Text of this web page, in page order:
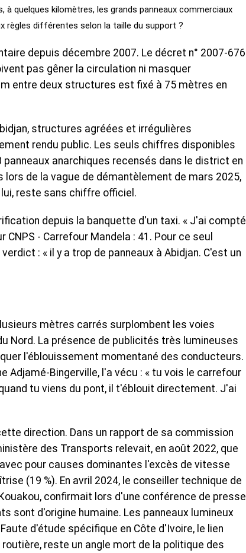
quelques kilomètres, les grands panneaux commerciaux
règles différentes selon la taille du support ?
depuis décembre 2007. Le décret n° 2007-676
pas gêner la circulation ni masquer
entre deux structures est fixé à 75 mètres en
structures agréées et irrégulières
rendu public. Les seuls chiffres disponibles
anarchiques recensés dans le district en
de la vague de démantèlement de mars 2025,
reste sans chiffre officiel.
depuis la banquette d'un taxi. « J'ai compté
- Carrefour Mandela : 41. Pour ce seul
: « il y a trop de panneaux à Abidjan. C'est un
mètres carrés surplombent les voies
Nord. La présence de publicités très lumineuses
l'éblouissement momentané des conducteurs.
Adjamé-Bingerville, l'a vécu : « tu vois le carrefour
tu viens du pont, il t'éblouit directement. J'ai
direction. Dans un rapport de sa commission
des Transports relevait, en août 2022, que
pour causes dominantes l'excès de vitesse
(19 %). En avril 2024, le conseiller technique de
confirmait lors d'une conférence de presse
sont d'origine humaine. Les panneaux lumineux
d'étude spécifique en Côte d'Ivoire, le lien
reste un angle mort de la politique des